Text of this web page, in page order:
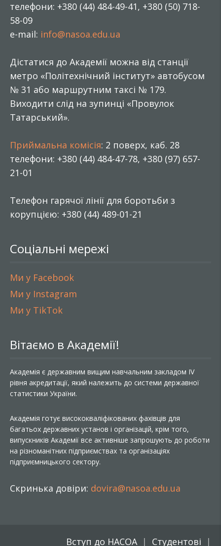
телефони: +380 (44) 484-49-41, +380 (50) 718-
58-09
e-mail: info@nasoa.edu.ua
Дістатися до Академії можна від станції
метро «Політехнічний інститут» автобусом
№ 31 або маршрутним таксі № 179.
Виходити слід на зупинці «Провулок
Татарський».
Приймальна комісія: 2 поверх, каб. 28
телефони: +380 (44) 484-47-78, +380 (97) 657-
21-01
Телефон гарячої лінії для боротьби з
корупцією: +380 (44) 489-01-21
Соціальні мережі
Ми у Facebook
Ми у Instagram
Ми у TikTok
Вітаємо в Академії!
Академія є державним вищим навчальним закладом IV
рівня акредитації, який належить до системи державної
статистики України.
Академія готує висококваліфікованих фахівців для
багатьох державних установ і організацій, крім того,
випускників Академії все активніше запрошують до роботи
на різноманітних підприємствах та організаціях
підприємницького сектору.
Скринька довіри: dovira@nasoa.edu.ua
Вступ до НАСОА Студентові